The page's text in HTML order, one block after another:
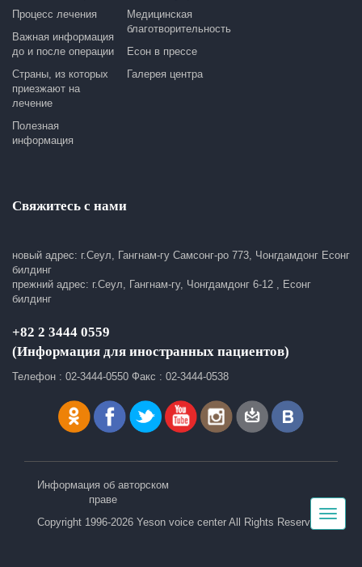
Процесс лечения
Важная информация
до и после операции
Страны, из которых
приезжают на
лечение
Полезная
информация
Медицинская
благотворительность
Есон в прессе
Галерея центра
Свяжитесь с нами
новый адрес: г.Сеул, Гангнам-гу Самсонг-ро 773, Чонгдамдонг Есонг
билдинг
прежний адрес: г.Сеул, Гангнам-гу, Чонгдамдонг 6-12 , Есонг
билдинг
+82 2 3444 0559
(Информация для иностранных пациентов)
Телефон : 02-3444-0550 Факс : 02-3444-0538
Информация об авторском
праве
Copyright 1996-2026 Yeson voice center All Rights Reserved.
Toggle